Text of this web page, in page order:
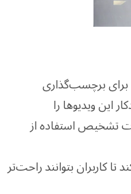
برای برچسب‌گذاری
ویدیوها را
تشخیص استفاده از
کاربران بتوانند راحت‌تر